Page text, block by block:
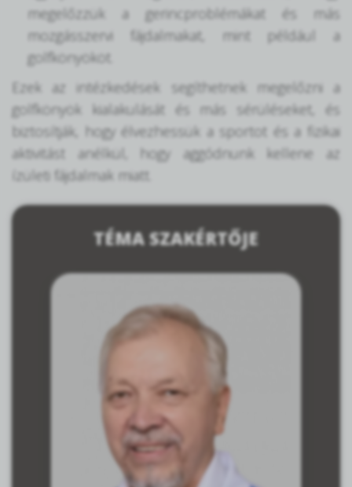
megelőzzük a gerincproblémákat és más
mozgásszervi fájdalmakat, mint például a
golfkönyököt.
Ezek az intézkedések segíthetnek megelőzni a
golfkönyök kialakulását és más sérüléseket, és
biztosítják, hogy élvezhessük a sportot és a fizikai
aktivitást anélkül, hogy aggódnunk kellene az
ízületi fájdalmak miatt.
TÉMA SZAKÉRTŐJE